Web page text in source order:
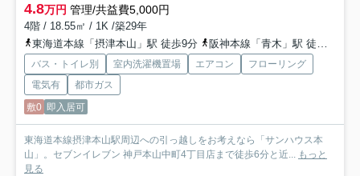
4.8万円 管理/共益費5,000円
4階 / 18.55㎡ / 1K /築29年
東海道本線「摂津本山」駅 徒歩9分
阪神本線「青木」駅 徒歩14分
バス・トイレ別 室内洗濯機置場 エアコン
フローリング
電気有
都市ガス
敷0 即入居可
東海道本線摂津本山駅周辺への引っ越しをお考えなら「サンハウス本
山」。セブンイレブン 神戸本山中町4丁目店まで徒歩6分と近... もっと
見る